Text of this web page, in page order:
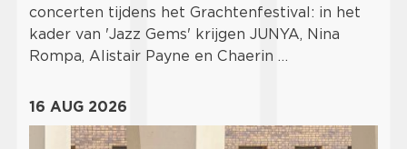
concerten tijdens het Grachtenfestival: in het
kader van 'Jazz Gems' krijgen JUNYA, Nina
Rompa, Alistair Payne en Chaerin …
16 AUG 2026